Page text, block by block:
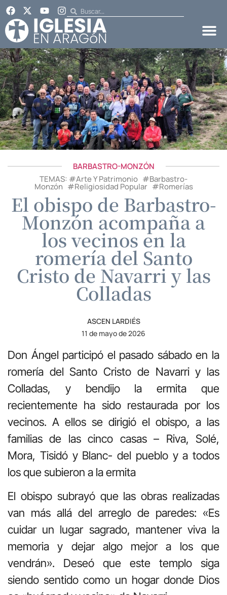
BARBASTRO-MONZÓN
TEMAS: #Arte Y Patrimonio #Barbastro-
Monzón #Religiosidad Popular#Romerías
El obispo de Barbastro-
Monzón acompaña a
los vecinos en la
romería del Santo
Cristo de Navarri y las
Colladas
ASCEN LARDIÉS
11 de mayo de 2026
Don Ángel participó el pasado sábado en la
romería del Santo Cristo de Navarri y las
Colladas, y bendijo la ermita que
recientemente ha sido restaurada por los
vecinos. A ellos se dirigió el obispo, a las
familias de las cinco casas – Riva, Solé,
Mora, Tisidó y Blanc- del pueblo y a todos
los que subieron a la ermita
El obispo subrayó que las obras realizadas
van más allá del arreglo de paredes: «Es
cuidar un lugar sagrado, mantener viva la
memoria y dejar algo mejor a los que
vendrán». Deseó que este templo siga
siendo sentido como un hogar donde Dios